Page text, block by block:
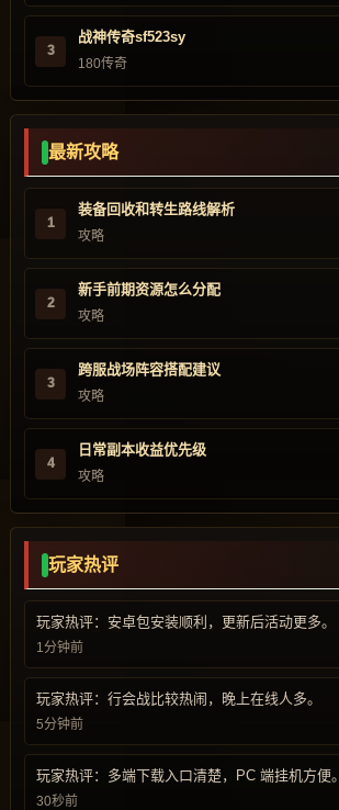
3
战神传奇sf523sy
180传奇
最新攻略
1
装备回收和转生路线解析
攻略
2
新手前期资源怎么分配
攻略
3
跨服战场阵容搭配建议
攻略
4
日常副本收益优先级
攻略
玩家热评
玩家热评：安卓包安装顺利，更新后活动更多。
1分钟前
玩家热评：行会战比较热闹，晚上在线人多。
5分钟前
玩家热评：多端下载入口清楚，PC 端挂机方便。
30秒前